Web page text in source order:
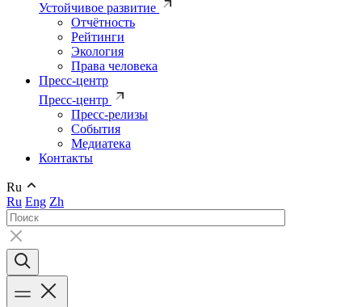
Устойчивое развитие
Отчётность
Рейтинги
Экология
Права человека
Пресс-центр
Пресс-центр
Пресс-релизы
События
Медиатека
Контакты
Ru
Ru Eng Zh